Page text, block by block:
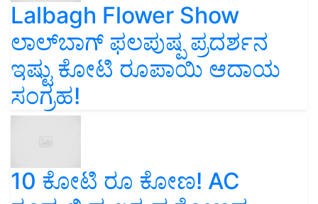
Lalbagh Flower Show
ಲಾಲ್‌ಬಾಗ್ ಫಲಪುಷ್ಪ ಪ್ರದರ್ಶನ
ಇಷ್ಟು ಕೋಟಿ ರೂಪಾಯಿ ಆದಾಯ
ಸಂಗ್ರಹ!
10 ಕೋಟಿ ರೂ ಕೋಣ! AC